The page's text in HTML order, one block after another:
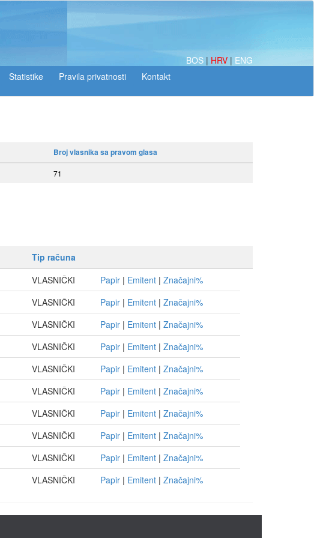
BOS | HRV | ENG
Statistike
Broj vlasnika sa pravom glasa
71
Tip računa
VLASNIČKI Papir | Emitent | Značajni%
VLASNIČKI Papir | Emitent | Značajni%
VLASNIČKI Papir | Emitent | Značajni%
VLASNIČKI Papir | Emitent | Značajni%
VLASNIČKI Papir | Emitent | Značajni%
VLASNIČKI Papir | Emitent | Značajni%
VLASNIČKI Papir | Emitent | Značajni%
VLASNIČKI Papir | Emitent | Značajni%
VLASNIČKI Papir | Emitent | Značajni%
VLASNIČKI Papir | Emitent | Značajni%